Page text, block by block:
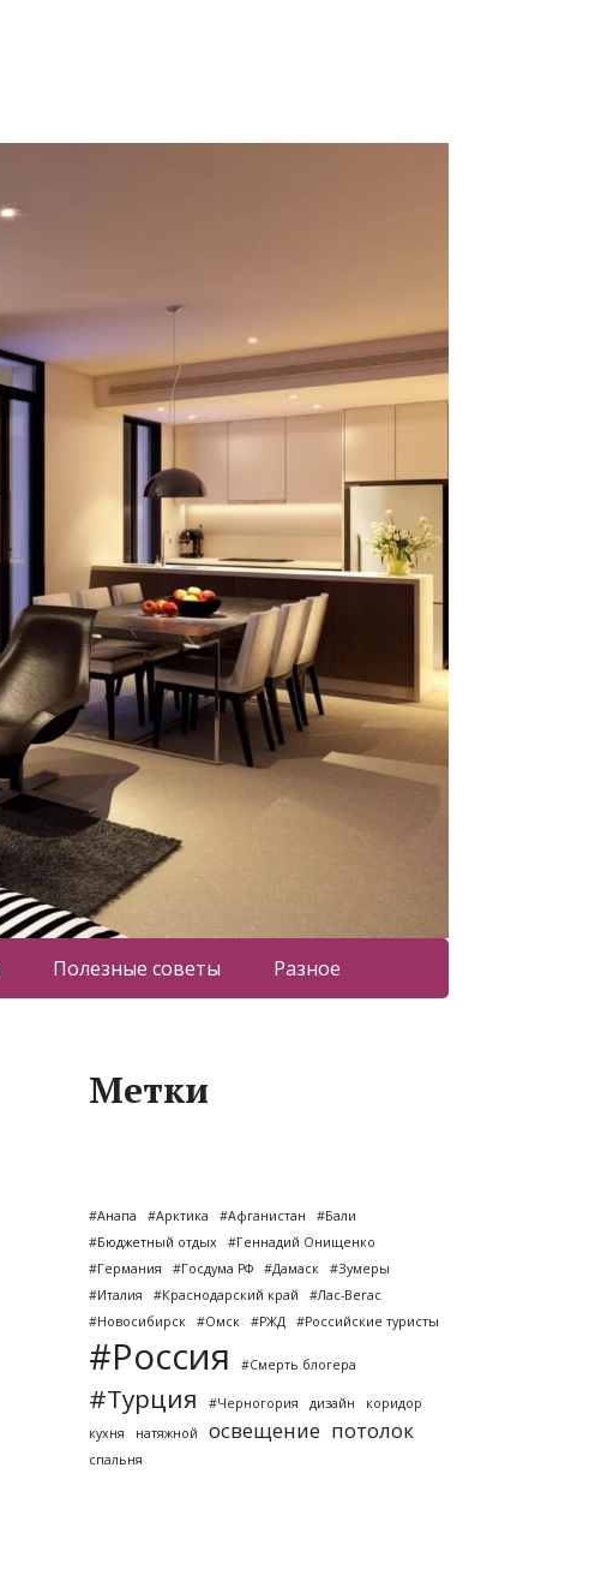
Полезные советы Разное
Метки
#Анапа #Арктика #Афганистан
#Бали
#Бюджетный отдых
#Геннадий Онищенко
#Германия
#Госдума РФ #Дамаск
#Зумеры
#Италия
#Краснодарский край
#Лас-Вегас
#Новосибирск
#Омск #РЖД #Российские туристы
#Россия #Смерть блогера
#Турция #Черногория дизайн
коридор
кухня
натяжной освещение потолок
спальня